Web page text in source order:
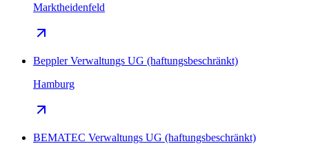
Marktheidenfeld
Beppler Verwaltungs UG (haftungsbeschränkt)
Hamburg
BEMATEC Verwaltungs UG (haftungsbeschränkt)